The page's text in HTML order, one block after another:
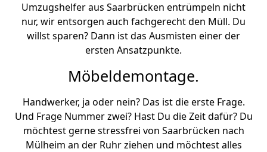
Umzugshelfer aus Saarbrücken entrümpeln nicht
nur, wir entsorgen auch fachgerecht den Müll. Du
willst sparen? Dann ist das Ausmisten einer der
ersten Ansatzpunkte.
Möbeldemontage.
Handwerker, ja oder nein? Das ist die erste Frage.
Und Frage Nummer zwei? Hast Du die Zeit dafür? Du
möchtest gerne stressfrei von Saarbrücken nach
Mülheim an der Ruhr ziehen und möchtest alles